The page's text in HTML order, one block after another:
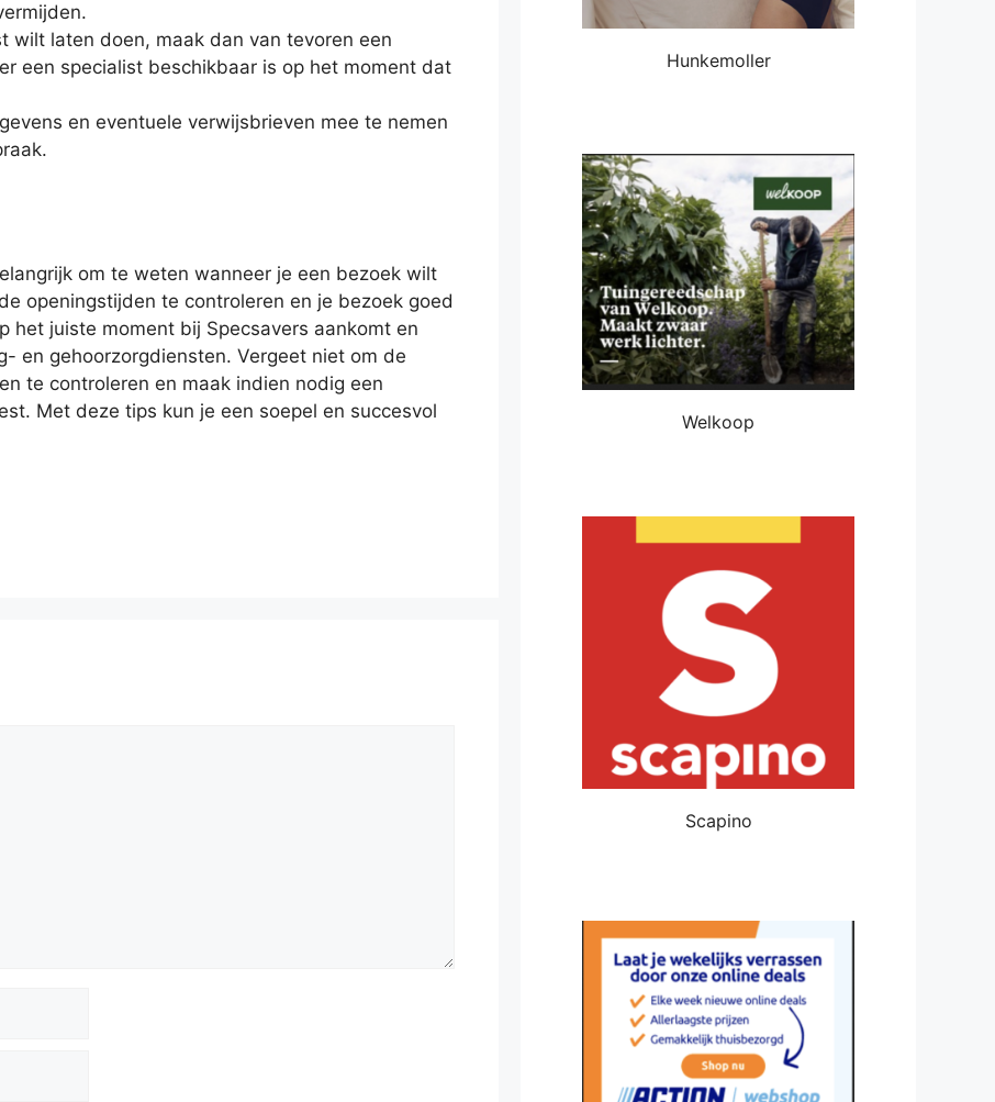
wilt laten doen, maak dan van tevoren een
een specialist beschikbaar is op het moment dat
en eventuele verwijsbrieven mee te nemen
om te weten wanneer je een bezoek wilt
openingstijden te controleren en je bezoek goed
het juiste moment bij Specsavers aankomt en
en gehoorzorgdiensten. Vergeet niet om de
te controleren en maak indien nodig een
Met deze tips kun je een soepel en succesvol
Hunkemoller
Welkoop
Scapino